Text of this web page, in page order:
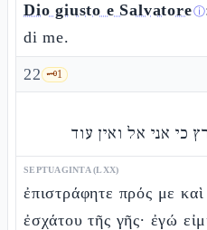
Dio giusto e Salvatoreⓘ
di me.
22 🗝️1
כי אני אל ואין עוד
SEPTUAGINTA (LXX)
ἐπιστράφητε πρός με
ἐσχάτου τῆς γῆς· ἐγώ